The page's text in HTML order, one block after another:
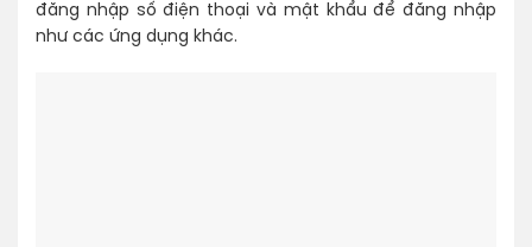
đăng nhập số điện thoại và mật khẩu để đăng nhập
như các ứng dụng khác.